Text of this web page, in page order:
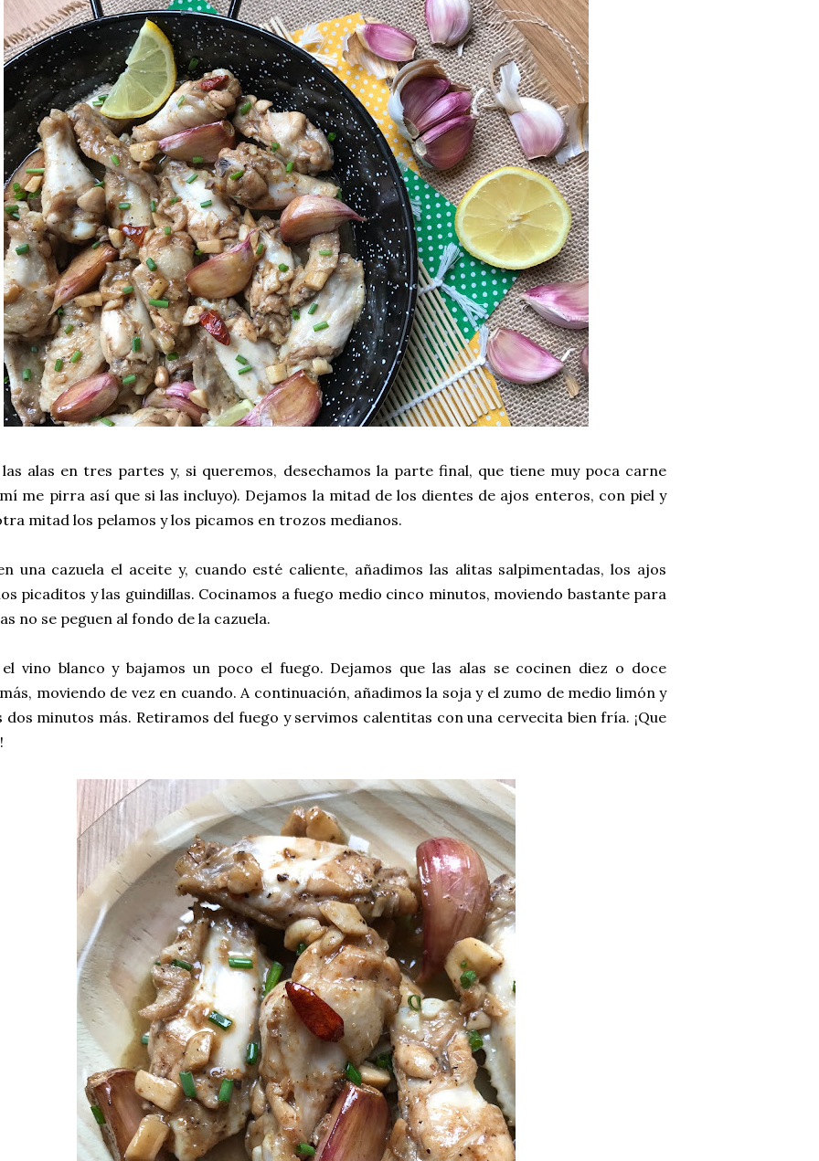
alas en tres partes y, si queremos, desechamos la parte final, que tiene muy poca carne
me pirra así que si las incluyo). Dejamos la mitad de los dientes de ajos enteros, con piel y
mitad los pelamos y los picamos en trozos medianos.
una cazuela el aceite y, cuando esté caliente, añadimos las alitas salpimentadas, los ajos
picaditos y las guindillas. Cocinamos a fuego medio cinco minutos, moviendo bastante para
no se peguen al fondo de la cazuela.
el vino blanco y bajamos un poco el fuego. Dejamos que las alas se cocinen diez o doce
moviendo de vez en cuando. A continuación, añadimos la soja y el zumo de medio limón y
dos minutos más. Retiramos del fuego y servimos calentitas con una cervecita bien fría. ¡Que